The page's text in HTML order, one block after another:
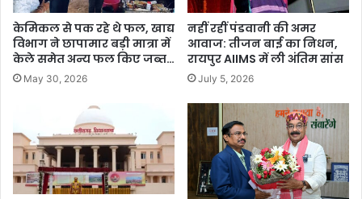
केमिकल से पक रहे थे फल, खाद्य
विभाग ने छापामार बड़ी मात्रा में
केले समेत अन्य फल किए जब्त…
May 30, 2026
नहीं रहीं पंडवानी की अमर
आवाज: तीजन बाई का निधन,
रायपुर AIIMS में ली अंतिम सांस
July 5, 2026